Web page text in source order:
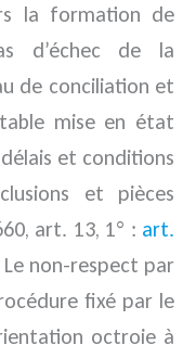
la formation de
d’échec de la
de conciliation et
mise en état
et conditions
et pièces
art. 13, 1° : art.
Le non-respect par
fixé par le
octroie à